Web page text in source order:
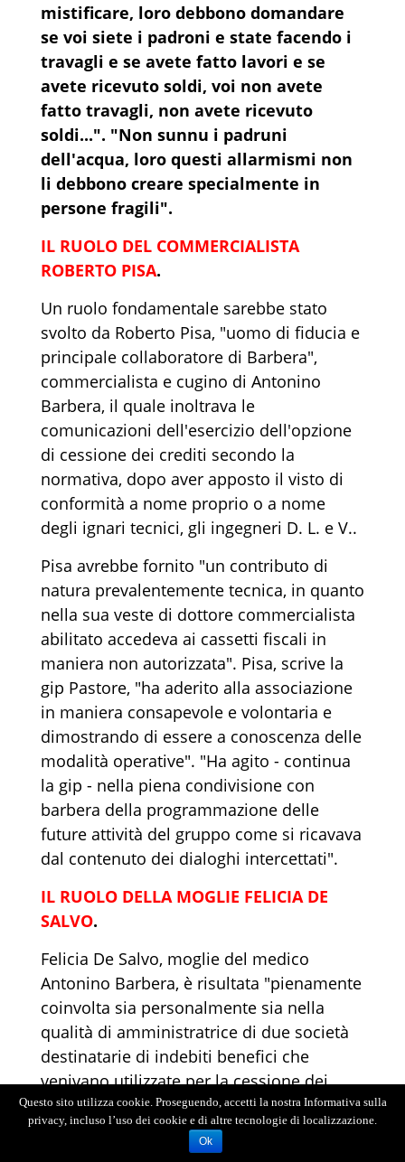
mistificare, loro debbono domandare
se voi siete i padroni e state facendo i
travagli e se avete fatto lavori e se
avete ricevuto soldi, voi non avete
fatto travagli, non avete ricevuto
soldi...". "Non sunnu i padruni
dell'acqua, loro questi allarmismi non
li debbono creare specialmente in
persone fragili".
IL RUOLO DEL COMMERCIALISTA
ROBERTO PISA.
Un ruolo fondamentale sarebbe stato
svolto da Roberto Pisa, "uomo di fiducia e
principale collaboratore di Barbera",
commercialista e cugino di Antonino
Barbera, il quale inoltrava le
comunicazioni dell'esercizio dell'opzione
di cessione dei crediti secondo la
normativa, dopo aver apposto il visto di
conformità a nome proprio o a nome
degli ignari tecnici, gli ingegneri D. L. e V..
Pisa avrebbe fornito "un contributo di
natura prevalentemente tecnica, in quanto
nella sua veste di dottore commercialista
abilitato accedeva ai cassetti fiscali in
maniera non autorizzata". Pisa, scrive la
gip Pastore, "ha aderito alla associazione
in maniera consapevole e volontaria e
dimostrando di essere a conoscenza delle
modalità operative". "Ha agito - continua
la gip - nella piena condivisione con
barbera della programmazione delle
future attività del gruppo come si ricavava
dal contenuto dei dialoghi intercettati".
IL RUOLO DELLA MOGLIE FELICIA DE
SALVO.
Felicia De Salvo, moglie del medico
Antonino Barbera, è risultata "pienamente
coinvolta sia personalmente sia nella
qualità di amministratrice di due società
destinatarie di indebiti benefici che
venivano utilizzate per la cessione dei
crediti". La De Salvo risulta socia di
Barolbed srl (9%) e di Safinservice srl
Questo sito utilizza cookie. Proseguendo, accetti la nostra Informativa sulla
privacy, incluso l’uso dei cookie e di altre tecnologie di localizzazione.
Ok